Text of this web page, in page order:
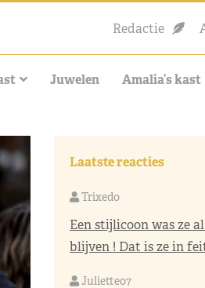
Redactie
Juwelen Amalia’s kast
Laatste reacties
Trixedo
Een stijlicoon was ze
blijven ! Dat is ze in
Juliette07